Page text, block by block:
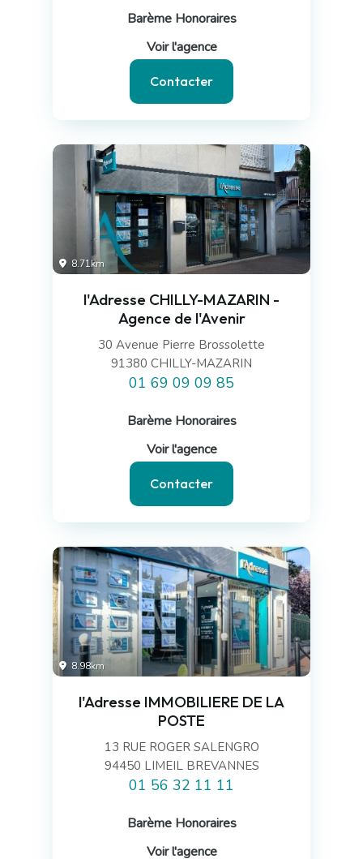
Barème Honoraires
Voir l'agence
Contacter
8.71km
l'Adresse CHILLY-MAZARIN -
Agence de l'Avenir
30 Avenue Pierre Brossolette
91380 CHILLY-MAZARIN
01 69 09 09 85
Barème Honoraires
Voir l'agence
Contacter
8.98km
l'Adresse IMMOBILIERE DE LA
POSTE
13 RUE ROGER SALENGRO
94450 LIMEIL BREVANNES
01 56 32 11 11
Barème Honoraires
Voir l'agence